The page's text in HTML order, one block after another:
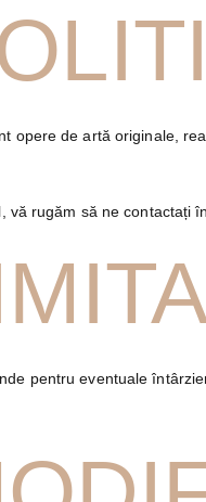
opere de artă originale,
vă rugăm să ne contactați
pentru eventuale